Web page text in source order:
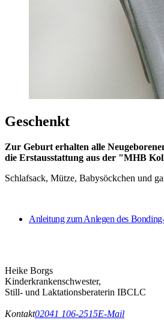
Geschenkt
​Zur Geburt erhalten alle
die Erstausstattung aus der "MHB
Schlafsack, Mütze, Babysöckchen und
Anleitung zum Anlegen des
Heike Borgs
Kinderkrankenschwester,
Still- und Laktationsberaterin IBCLC​
Kontakt02041 106-2515E-Mail